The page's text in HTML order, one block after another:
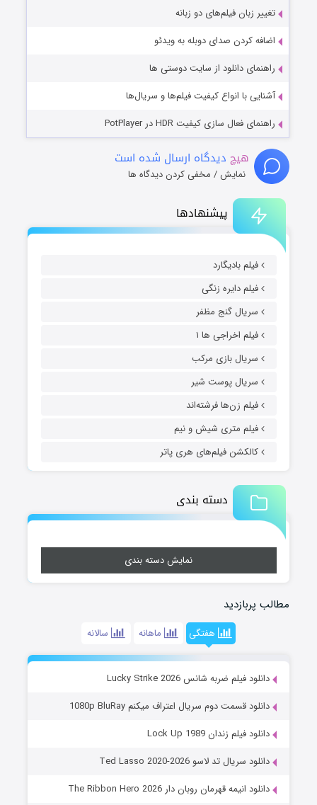
پیشنهادها
فیلم بادیگارد
فیلم دایره زنگی
سریال گنج مظفر
فیلم اخراجی ها ۱
سریال بازی مرکب
سریال پوست شیر
فیلم زن‌ها فرشته‌اند
فیلم متری شیش و نیم
کالکشن فیلم‌های هری پاتر
دسته بندی
نمایش دسته بندی
مطالب پربازدید
هفتگی ماهانه سالانه
دانلود فیلم ضربه شانس Lucky Strike 2026
دانلود قسمت دوم سریال اعتراف میکنم 1080p BluRay
دانلود فیلم زندان Lock Up 1989
دانلود سریال تد لاسو Ted Lasso 2020-2026
دانلود انیمه قهرمان روبان دار The Ribbon Hero 2026
تغییر زبان فیلم‌های دو زبانه
اضافه کردن صدای دوبله به ویدئو
راهنمای دانلود از سایت دوستی ها
آشنایی با انواع کیفیت فیلم‌ها و سریال‌ها
راهنمای فعال سازی کیفیت HDR در PotPlayer
هیچ دیدگاه ارسال شده است
نمایش / مخفی کردن دیدگاه ها